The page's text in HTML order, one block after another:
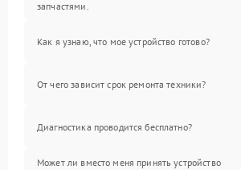
запчастями.
Как я узнаю, что мое устройство готово?
От чего зависит срок ремонта техники?
Диагностика проводится бесплатно?
Может ли вместо меня принять устройство